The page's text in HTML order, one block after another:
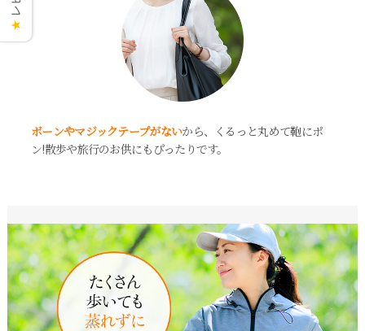
ボーンやマジックテープがないから、くるっと丸めて鞄にポ
ン!散歩や旅行のお供にもぴったりです。
★